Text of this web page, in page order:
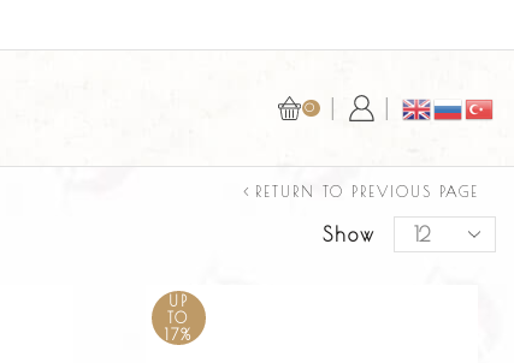
0
RETURN TO PREVIOUS PAGE
Show
UP
TO
17%